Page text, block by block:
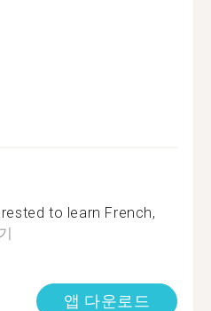
to learn French,
앱 다운로드